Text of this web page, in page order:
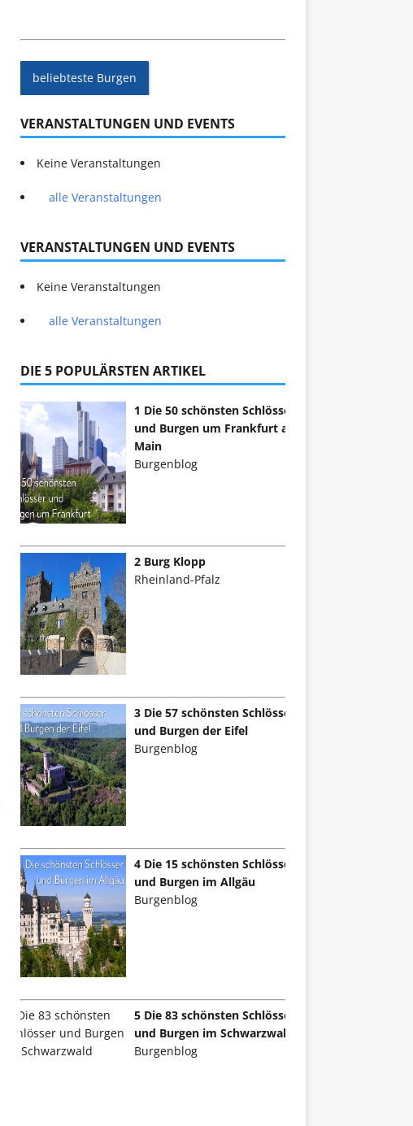
beliebteste Burgen
VERANSTALTUNGEN UND EVENTS
Keine Veranstaltungen
alle Veranstaltungen
VERANSTALTUNGEN UND EVENTS
Keine Veranstaltungen
alle Veranstaltungen
DIE 5 POPULÄRSTEN ARTIKEL
1 Die 50 schönsten Schlösser
und Burgen um Frankfurt am
Main
Burgenblog
2 Burg Klopp
Rheinland-Pfalz
3 Die 57 schönsten Schlösser
und Burgen der Eifel
Burgenblog
4 Die 15 schönsten Schlösser
und Burgen im Allgäu
Burgenblog
5 Die 83 schönsten Schlösser
und Burgen im Schwarzwald
Burgenblog